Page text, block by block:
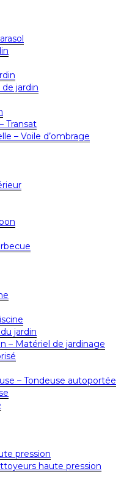
jardin
Transat
– Voile d’ombrage
jardin
– Matériel de jardinage
– Tondeuse autoportée
pression
haute pression